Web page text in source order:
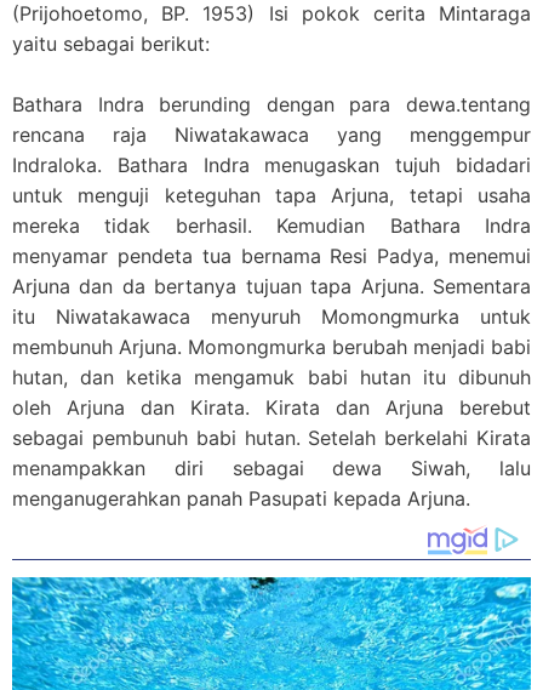
(Prijohoetomo, BP. 1953) Isi pokok cerita Mintaraga
yaitu sebagai berikut:
Bathara Indra berunding dengan para dewa.tentang
rencana raja Niwatakawaca yang menggempur
Indraloka. Bathara Indra menugaskan tujuh bidadari
untuk menguji keteguhan tapa Arjuna, tetapi usaha
mereka tidak berhasil. Kemudian Bathara Indra
menyamar pendeta tua bernama Resi Padya, menemui
Arjuna dan da bertanya tujuan tapa Arjuna. Sementara
itu Niwatakawaca menyuruh Momongmurka untuk
membunuh Arjuna. Momongmurka berubah menjadi babi
hutan, dan ketika mengamuk babi hutan itu dibunuh
oleh Arjuna dan Kirata. Kirata dan Arjuna berebut
sebagai pembunuh babi hutan. Setelah berkelahi Kirata
menampakkan diri sebagai dewa Siwah, lalu
menganugerahkan panah Pasupati kepada Arjuna.